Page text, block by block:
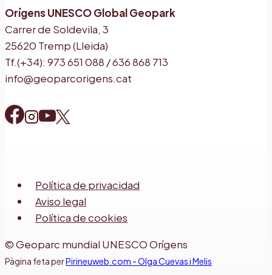
Orígens UNESCO Global Geopark
Carrer de Soldevila, 3
25620 Tremp (Lleida)
Tf.(+34): 973 651 088 / 636 868 713
info@geoparcorigens.cat
Política de privacidad
Aviso legal
Política de cookies
© Geoparc mundial UNESCO Orígens
Pàgina feta perPirineuweb.com - Olga Cuevas i Melis